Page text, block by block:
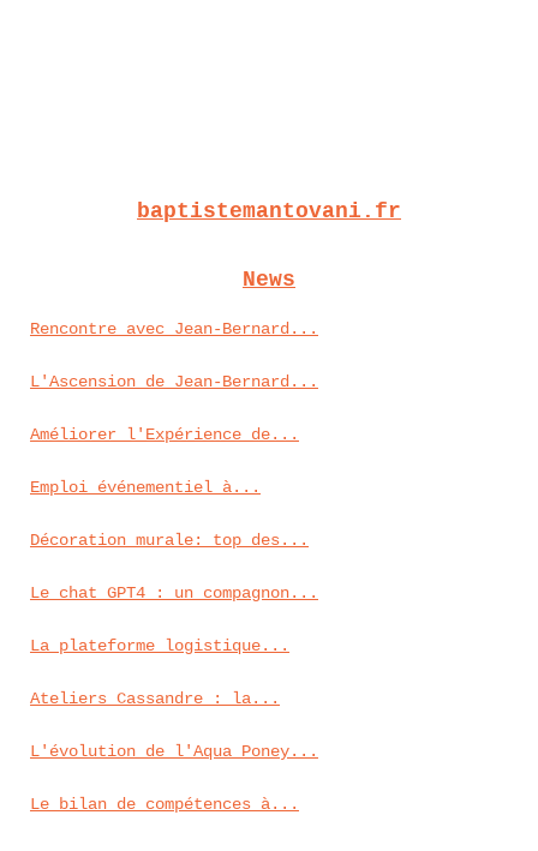
baptistemantovani.fr
News
Rencontre avec Jean-Bernard...
L'Ascension de Jean-Bernard...
Améliorer l'Expérience de...
Emploi événementiel à...
Décoration murale: top des...
Le chat GPT4 : un compagnon...
La plateforme logistique...
Ateliers Cassandre : la...
L'évolution de l'Aqua Poney...
Le bilan de compétences à...